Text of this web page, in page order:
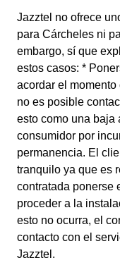
Jazztel no ofrece
para Cárcheles ni
embargo, sí que
estos casos: *
acordar el
no es posible
esto como una baja
consumidor por
permanencia. El
tranquilo ya que es
contratada ponerse
proceder a la
esto no ocurra, el
contacto con el
Jazztel.